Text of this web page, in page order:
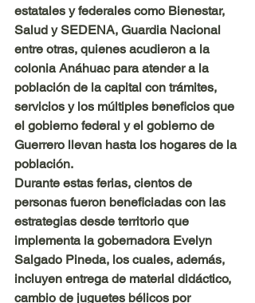
estatales y federales como Bienestar,
Salud y SEDENA, Guardia Nacional
entre otras, quienes acudieron a la
colonia Anáhuac para atender a la
población de la capital con trámites,
servicios y los múltiples beneficios que
el gobierno federal y el gobierno de
Guerrero llevan hasta los hogares de la
población.
Durante estas ferias, cientos de
personas fueron beneficiadas con las
estrategias desde territorio que
implementa la gobernadora Evelyn
Salgado Pineda, los cuales, además,
incluyen entrega de material didáctico,
cambio de juguetes bélicos por